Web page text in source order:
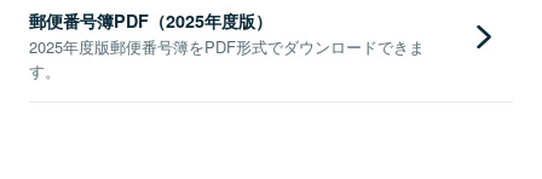
郵便番号簿PDF（2025年度版）
2025年度版郵便番号簿をPDF形式でダウンロードできま
す。